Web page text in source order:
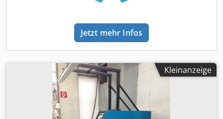
Servomotoren - Nachsetzeinrichtung mit
Teilrutsche 180 x 200 mm - 2 Gutteilebehälter -
Spänebehälter - Abschaltautomatik
Jetzt mehr Infos
Kleinanzeige